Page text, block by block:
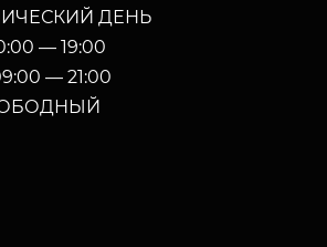
ДЕНЬ
— 19:00
— 21:00